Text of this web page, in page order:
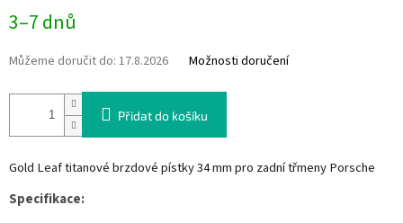
cena:
3–7 dnů
Můžeme doručit do: 17.8.2026 Možnosti doručení
Přidat do košíku
Gold Leaf titanové brzdové pístky 34 mm pro zadní třmeny Porsche
Specifikace: